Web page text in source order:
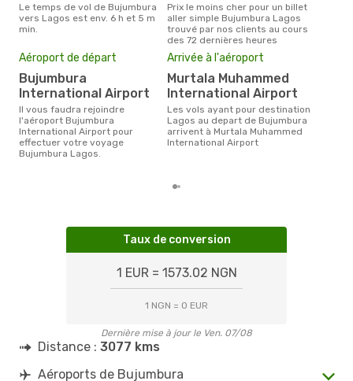
Le temps de vol de Bujumbura
vers Lagos est env. 6 h et 5 m
min.
Prix le moins cher pour un billet
aller simple Bujumbura Lagos
trouvé par nos clients au cours
des 72 dernières heures
Aéroport de départ
Bujumbura
International Airport
Il vous faudra rejoindre
l'aéroport Bujumbura
International Airport pour
effectuer votre voyage
Bujumbura Lagos.
Arrivée à l'aéroport
Murtala Muhammed
International Airport
Les vols ayant pour destination
Lagos au depart de Bujumbura
arrivent à Murtala Muhammed
International Airport
Taux de conversion
1 EUR = 1573.02 NGN
1 NGN = 0 EUR
Dernière mise à jour le Ven. 07/08
Distance : 3077 kms
Aéroports de Bujumbura